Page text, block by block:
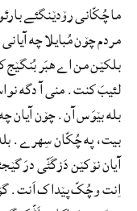
ما چُکّانی رۆدێنگئے
مردم چۆن مُبایلا چه
بلکێن من اے هبَر بُنگێج
لئیبَ کنت. منی آ دگه
بله بێوَس آن. چۆن آیان
بیت، په چُکّان سِهرے.
آیان نۆکێن دَزگَٹّی درَ
اِنت و چُکّ پێداک اَنت.